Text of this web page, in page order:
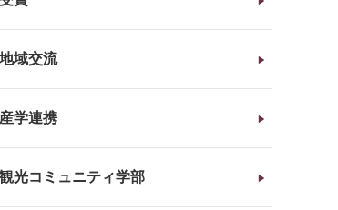
地域交流
産学連携
観光コミュニティ学部